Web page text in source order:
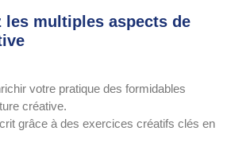
les multiples aspects de
votre pratique des formidables
créative.
grâce à des exercices créatifs clés en